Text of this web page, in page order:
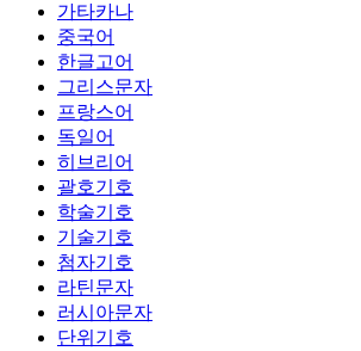
가타카나
중국어
한글고어
그리스문자
프랑스어
독일어
히브리어
괄호기호
학술기호
기술기호
첨자기호
라틴문자
러시아문자
단위기호